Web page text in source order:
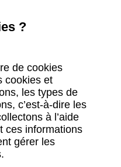
?
de cookies
cookies et
les types de
c’est-à-dire les
à l’aide
ces informations
gérer les